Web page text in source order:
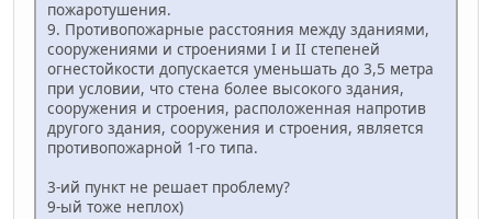
пожаротушения.
9. Противопожарные расстояния между зданиями,
сооружениями и строениями I и II степеней
огнестойкости допускается уменьшать до 3,5 метра
при условии, что стена более высокого здания,
сооружения и строения, расположенная напротив
другого здания, сооружения и строения, является
противопожарной 1-го типа.
3-ий пункт не решает проблему?
9-ый тоже неплох)